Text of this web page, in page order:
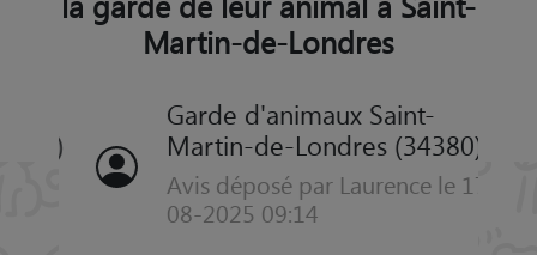
Martin-de-Londres
Garde d'animaux Saint-
Martin-de-Londres (34380)
Avis déposé par Laurence le 17-
08-2025 09:14